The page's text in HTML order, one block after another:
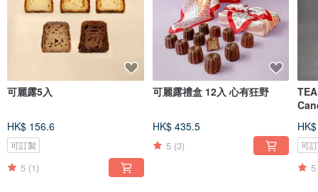
可麗露5入
HK$ 156.6
可訂製
5 (1)
可麗露禮盒 12入 心有狂野
HK$ 435.5
5 (3) 可
5